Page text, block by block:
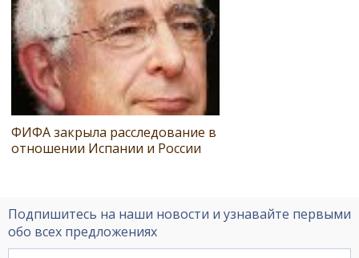
ФИФА закрыла расследование в
отношении Испании и России
Подпишитесь на наши новости и узнавайте первыми
обо всех предложениях